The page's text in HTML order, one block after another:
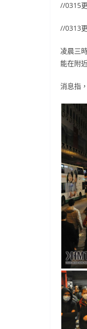
//0315
//0313
凌晨三
能在附
消息指